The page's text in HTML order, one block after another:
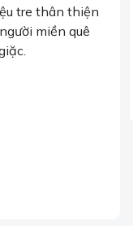
tre thân thiện
miền quê